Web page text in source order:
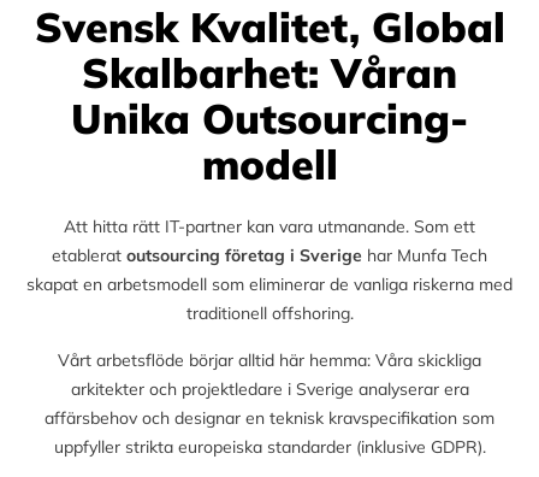
Svensk Kvalitet, Global
Skalbarhet: Våran
Unika Outsourcing-
modell
Att hitta rätt IT-partner kan vara utmanande. Som ett
etablerat outsourcing företag i Sverige har Munfa Tech
skapat en arbetsmodell som eliminerar de vanliga riskerna med
traditionell offshoring.
Vårt arbetsflöde börjar alltid här hemma: Våra skickliga
arkitekter och projektledare i Sverige analyserar era
affärsbehov och designar en teknisk kravspecifikation som
uppfyller strikta europeiska standarder (inklusive GDPR).